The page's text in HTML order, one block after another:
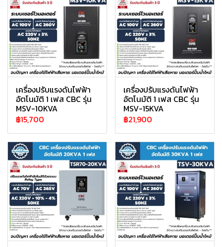
เครื่องปรับแรงดันไฟฟ้า
อัตโนมัติ 1 เฟส CBC รุ่น
MSV-10KVA
฿15,700
เครื่องปรับแรงดันไฟฟ้า
อัตโนมัติ 1 เฟส CBC รุ่น
MSV-15KVA
฿21,900